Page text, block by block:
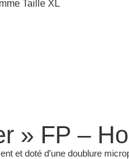
Taille XL
» FP –
doté d’une doublure